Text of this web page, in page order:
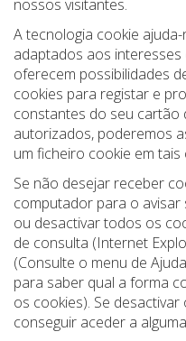
nossos visitantes.
A tecnologia cookie
adaptados aos interesses
oferecem possibilidades
cookies para registar e
constantes do seu cartão
autorizados, poderemos
um ficheiro cookie em tais
Se não desejar receber
computador para o
ou desactivar todos os
de consulta (Internet
(Consulte o menu de
para saber qual a forma
os cookies). Se
conseguir aceder a